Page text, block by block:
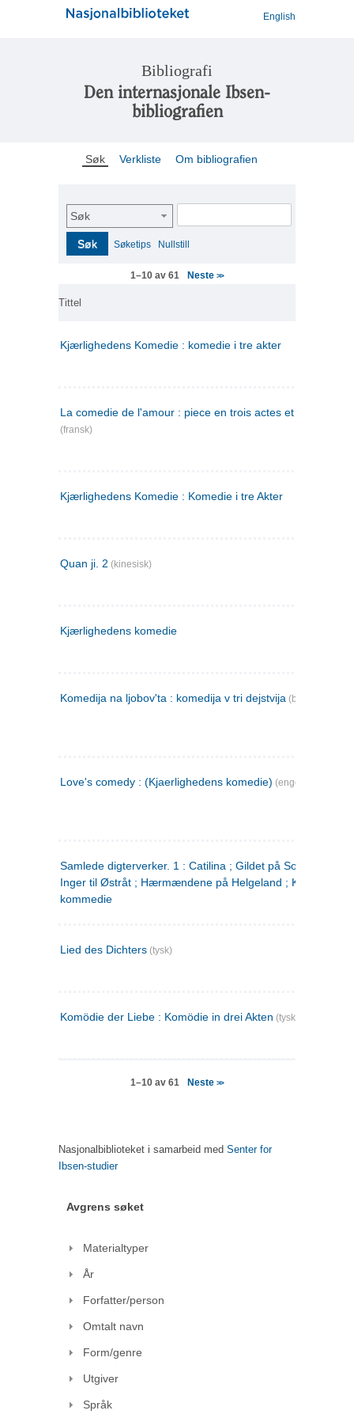
English
Bibliografi
Den internasjonale Ibsen-
bibliografien
Søk Verkliste Om bibliografien
Søk
Søk Søketips Nullstill
1–10 av 61 Neste>>
Tittel
Kjærlighedens Komedie : komedie i tre akter
La comedie de l'amour : piece en trois actes et en vers
(fransk)
Kjærlighedens Komedie : Komedie i tre Akter
Quan ji. 2 (kinesisk)
Kjærlighedens komedie
Komedija na ljobov'ta : komedija v tri dejstvija (bulgarsk)
Love's comedy : (Kjaerlighedens komedie) (engelsk)
Samlede digterverker. 1 : Catilina ; Gildet på Solhaug ; Fru
Inger til Østråt ; Hærmændene på Helgeland ;
kommedie
Lied des Dichters (tysk)
Komödie der Liebe : Komödie in drei Akten (tysk)
1–10 av 61 Neste>>
Nasjonalbiblioteket i samarbeid med Senter for
Ibsen-studier
Avgrens søket
Materialtyper
År
Forfatter/person
Omtalt navn
Form/genre
Utgiver
Språk